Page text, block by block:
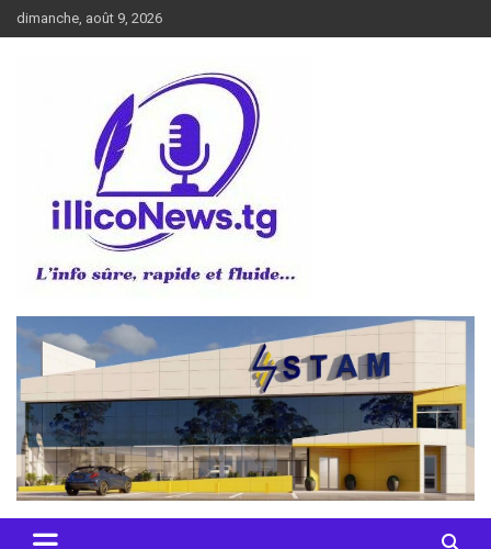
Aller
au
dimanche, août 9, 2026
illiconews